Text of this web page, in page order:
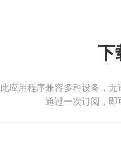
下
此应用程序兼容多种设备，
通过一次订阅，即